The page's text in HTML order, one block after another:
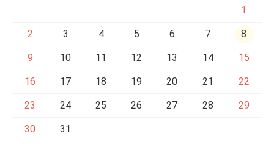
1
2 3 4 5 6 7 8
9 10 11 12 13 14 15
16 17 18 19 20 21 22
23 24 25 26 27 28 29
30 31